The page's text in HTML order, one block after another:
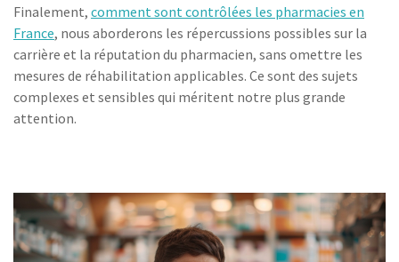
Finalement, comment sont contrôlées les pharmacies en
France, nous aborderons les répercussions possibles sur la
carrière et la réputation du pharmacien, sans omettre les
mesures de réhabilitation applicables. Ce sont des sujets
complexes et sensibles qui méritent notre plus grande
attention.